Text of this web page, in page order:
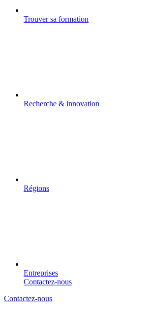
Trouver sa formation
Recherche & innovation
Régions
Entreprises
Contactez-nous
Contactez-nous